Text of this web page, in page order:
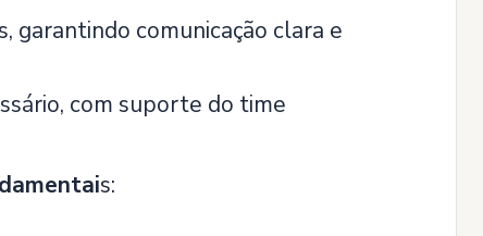
garantindo comunicação clara e
com suporte do time
s: